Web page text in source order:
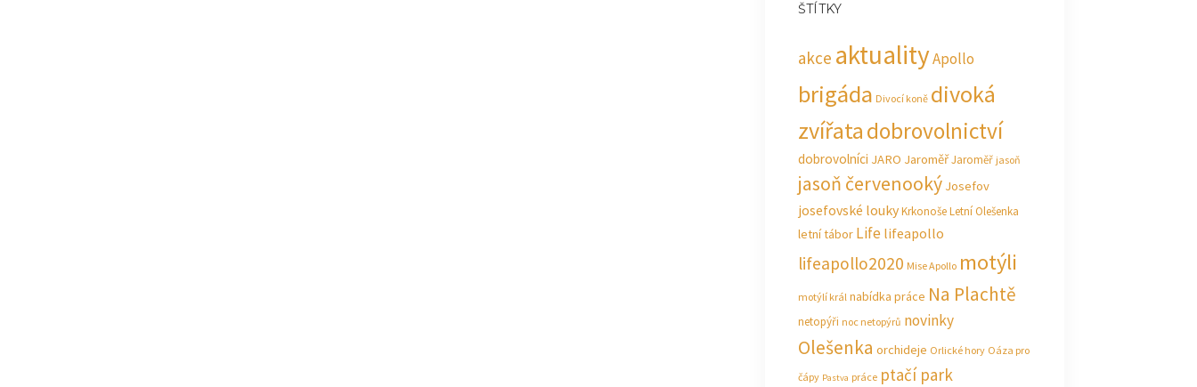
ŠTÍTKY
akce aktualityApollo
brigáda Divocí koně divoká
zvířatadobrovolnictví
dobrovolníci JARO JaroměřJaroměř jasoň
jasoň červenooký Josefov
josefovské loukyKrkonošeLetní Olešenka
letní tábor Life lifeapollo
lifeapollo2020 Mise Apollo motýli
motýlí král nabídka práce Na Plachtě
netopýři noc netopýrů novinky
Olešenka orchideje Orlické hory Oáza pro
čápy Pastva práce ptačí park